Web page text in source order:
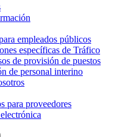
empleados públicos
específicas de Tráfico
de provisión de puestos
de personal interino
para proveedores